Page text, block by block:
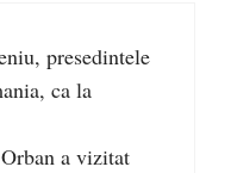
presedintele
ca la
a vizitat